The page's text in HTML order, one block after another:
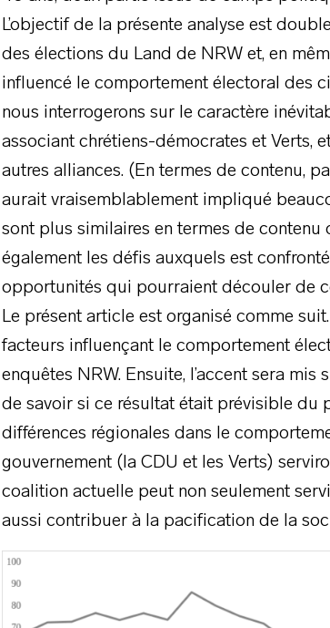
L’objectif de la présente analyse est
des élections du Land de NRW et, en
influencé le comportement électoral des
nous interrogerons sur le caractère
associant chrétiens-démocrates et Verts,
autres alliances. (En termes de contenu,
aurait vraisemblablement impliqué
sont plus similaires en termes de
également les défis auxquels est
opportunités qui pourraient découler de
Le présent article est organisé comme
facteurs influençant le comportement
enquêtes NRW. Ensuite, l’accent sera
de savoir si ce résultat était prévisible du
différences régionales dans le
gouvernement (la CDU et les Verts)
coalition actuelle peut non seulement
aussi contribuer à la pacification de la